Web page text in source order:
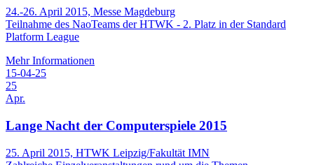
24.-26. April 2015, Messe Magdeburg
Teilnahme des NaoTeams der HTWK - 2. Platz in der Standard
Platform League
Mehr Informationen
15-04-25
25
Apr.
Lange Nacht der Computerspiele 2015
25. April 2015, HTWK Leipzig/Fakultät IMN